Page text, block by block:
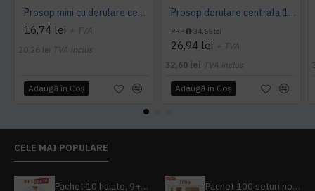
Prosop mini cu derulare centrala 1 pliu, 120 m Tork
16,74 lei + TVA
20,26 lei TVA inclus
Adaugă în Coş
Prosop derulare centrala 1 pliu, 300 m Tork
PRP 34,65 lei
26,94 lei + TVA
32,60 lei TVA inclus
Adaugă în Coş
CELE MAI POPULARE
Pachet 10 halate, 9+1 gratuit Pachet 100 seturi hoteliere, set dentar, set barbierit, casca de dus, pila unghii, set cusut